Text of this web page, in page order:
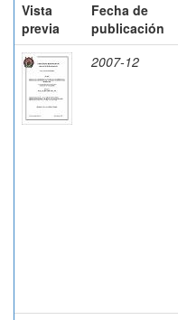
Vista
previa
Fecha de
publicación
2007-12